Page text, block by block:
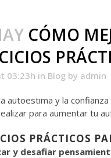
CÓMO
03:23h in Blog by admin
autoestima y la
para aumentar tu
PRÁCTICOS
y desafiar